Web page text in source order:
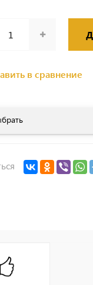
в сравнение